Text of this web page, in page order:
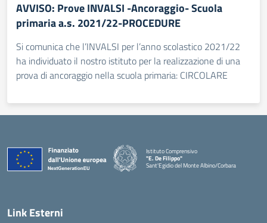
AVVISO: Prove INVALSI -Ancoraggio- Scuola
primaria a.s. 2021/22-PROCEDURE
Si comunica che l’INVALSI per l’anno scolastico 2021/22
ha individuato il nostro istituto per la realizzazione di una
prova di ancoraggio nella scuola primaria: CIRCOLARE
Istituto Comprensivo
"E. De Filippo"
Sant'Egidio del Monte Albino/Corbara
Link Esterni